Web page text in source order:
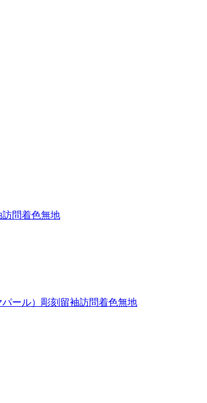
訪問着色無地
ール） 彫刻 留袖訪問着色無地